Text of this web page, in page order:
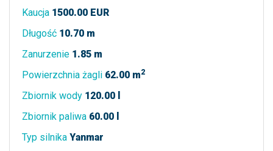
Kaucja 1500.00 EUR
Długość 10.70 m
Zanurzenie 1.85 m
Powierzchnia żagli 62.00 m2
Zbiornik wody 120.00 l
Zbiornik paliwa 60.00 l
Typ silnika Yanmar